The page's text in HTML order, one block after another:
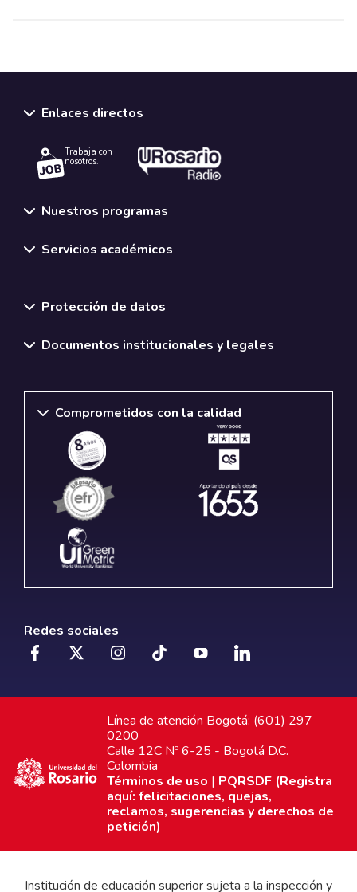
Enlaces directos
Trabaja con
nosotros.
Nuestros programas
Servicios académicos
Protección de datos
Documentos institucionales y legales
Comprometidos con la calidad
Redes sociales
Línea de atención Bogotá: (601) 297
0200
Calle 12C Nº 6-25 - Bogotá D.C.
Colombia
Términos de uso | PQRSDF (Registra
aquí: felicitaciones, quejas,
reclamos, sugerencias y derechos de
petición)
Institución de educación superior sujeta a la inspección y